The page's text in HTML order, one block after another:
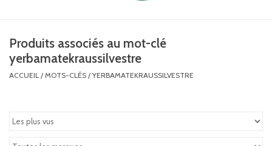
Produits
Info
Produits associés au mot-clé
yerbamatekraussilvestre
ACCUEIL / MOTS-CLÉS / YERBAMATEKRAUSSILVESTRE